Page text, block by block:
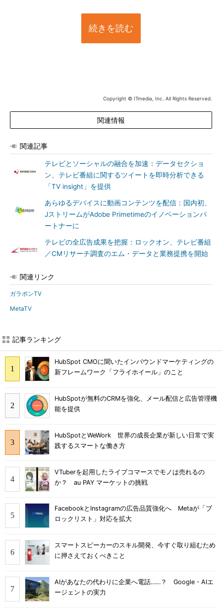
続きを読む
Copyright © ITmedia, Inc. All Rights Reserved.
関連情報
関連記事
テレビとソーシャルの融合を加速：データセクショ
ン、テレビ番組に関するツイートを即時分析できる
「TV insight」を提供
あらゆるデバイスに動画コンテンツを配信：国内初、
JストリームがAdobe Primetimeのイノベーションパ
ートナーに
テレビの全広告成果を把握：ロックオン、テレビ番組
／CMリサーチ調査のエム・データと業務提携を開始
関連リンク
ガラポンTV
MetaTV
記事ランキング
HubSpot CMOに聞いたインバウンドマーケティングの
新フレームワーク「フライホイール」のこと
HubSpotが無料のCRMを強化、メール配信と広告管理機
能を提供
HubSpotとWeWork 世界の成長企業が新しい日常で実
践するスマートな働き方
VTuberを起用したライブコマースでモノは売れるの
か？ au PAY マーケットの挑戦
FacebookとInstagramの広告品質強化へ Metaが「ブ
ロックリスト」対応を拡大
スマートスピーカーのスキル開発、今すぐ取り組むため
に押さえておくべきこと
AIがあなたの代わりに企業へ電話……？ Google・AIエ
ージェントの実力